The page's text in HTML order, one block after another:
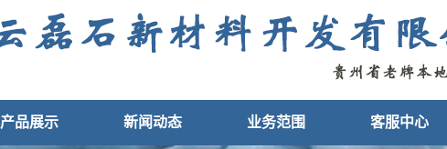
产品展示 新闻动态 业务范围 客服中心